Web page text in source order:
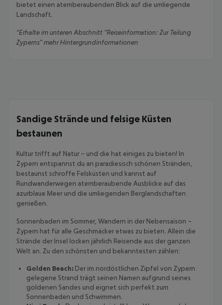
bietet einen atemberaubenden Blick auf die umliegende
Landschaft.
*Erhalte im unteren Abschnitt "Reiseinformation: Zur Teilung
Zyperns" mehr Hintergrundinformationen
Sandige Strände und felsige Küsten
bestaunen
Kultur trifft auf Natur – und die hat einiges zu bieten! In
Zypern entspannst du an paradiesisch schönen Stränden,
bestaunst schroffe Felsküsten und kannst auf
Rundwanderwegen atemberaubende Ausblicke auf das
azurblaue Meer und die umliegenden Berglandschaften
genießen.
Sonnenbaden im Sommer, Wandern in der Nebensaison –
Zypern hat für alle Geschmäcker etwas zu bieten. Allein die
Strände der Insel locken jährlich Reisende aus der ganzen
Welt an. Zu den schönsten und bekanntesten zählen:
Golden Beach: Der im nordöstlichen Zipfel von Zypern
gelegene Strand trägt seinen Namen aufgrund seines
goldenen Sandes und eignet sich perfekt zum
Sonnenbaden und Schwimmen.